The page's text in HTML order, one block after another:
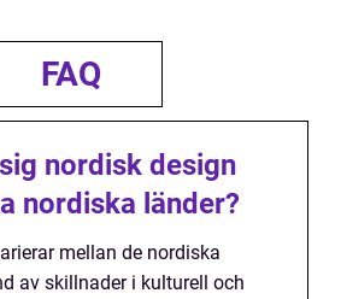
FAQ
nordisk design
nordiska länder?
mellan de nordiska
av skillnader i kulturell och